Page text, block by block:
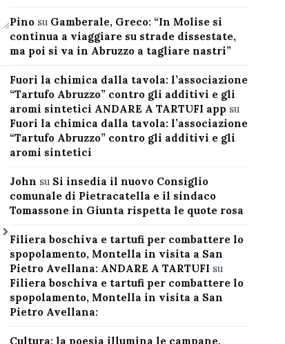
Pinosu Gamberale, Greco: “In Molise si
continua a viaggiare su strade dissestate,
ma poi si va in Abruzzo a tagliare nastri”
Fuori la chimica dalla tavola: l’associazione
“Tartufo Abruzzo” contro gli additivi e gli
aromi sintetici ANDARE A TARTUFI app su
Fuori la chimica dalla tavola: l’associazione
“Tartufo Abruzzo” contro gli additivi e gli
aromi sintetici
John su Si insedia il nuovo Consiglio
comunale di Pietracatella e il sindaco
Tomassone in Giunta rispetta le quote rosa
Filiera boschiva e tartufi per combattere lo
spopolamento, Montella in visita a San
Pietro Avellana: ANDARE A TARTUFI su
Filiera boschiva e tartufi per combattere lo
spopolamento, Montella in visita a San
Pietro Avellana:
Cultura: la poesia illumina le campane,